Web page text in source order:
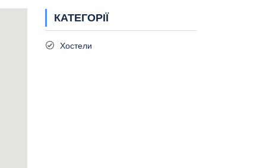
КАТЕГОРІЇ
Хостели